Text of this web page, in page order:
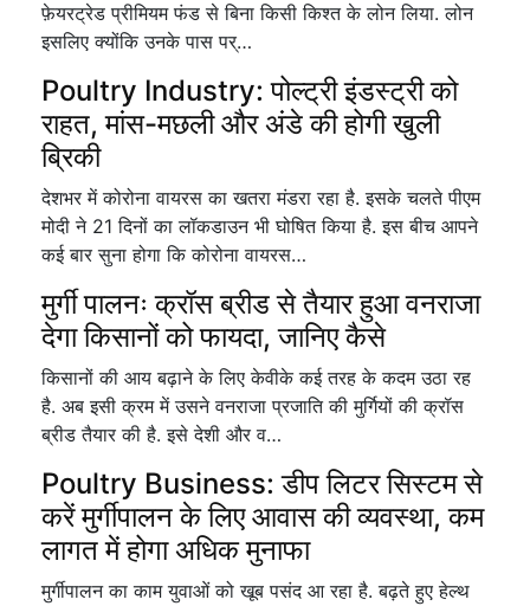
फ़ेयरट्रेड प्रीमियम फंड से बिना किसी किश्त के लोन लिया. लोन
इसलिए क्योंकि उनके पास पर्…
Poultry Industry: पोल्ट्री इंडस्ट्री को
राहत, मांस-मछली और अंडे की होगी खुली
ब्रिकी
देशभर में कोरोना वायरस का खतरा मंडरा रहा है. इसके चलते पीएम
मोदी ने 21 दिनों का लॉकडाउन भी घोषित किया है. इस बीच आपने
कई बार सुना होगा कि कोरोना वायरस…
मुर्गी पालनः क्रॉस ब्रीड से तैयार हुआ वनराजा
देगा किसानों को फायदा, जानिए कैसे
किसानों की आय बढ़ाने के लिए केवीके कई तरह के कदम उठा रह
है. अब इसी क्रम में उसने वनराजा प्रजाति की मुर्गियों की क्रॉस
ब्रीड तैयार की है. इसे देशी और व…
Poultry Business: डीप लिटर सिस्टम से
करें मुर्गीपालन के लिए आवास की व्यवस्था, कम
लागत में होगा अधिक मुनाफा
मुर्गीपालन का काम युवाओं को खूब पसंद आ रहा है. बढ़ते हुए हेल्थ